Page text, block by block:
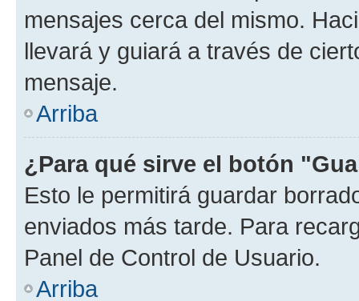
mensajes cerca del mismo.
llevará y guiará a través de
mensaje.
Arriba
¿Para qué sirve el botón
Esto le permitirá guardar
enviados más tarde. Para
Panel de Control de Usuario.
Arriba